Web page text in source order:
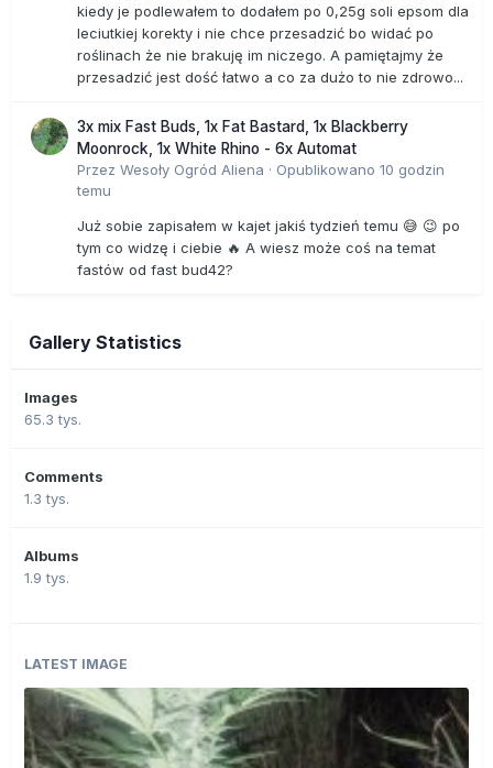
kiedy je podlewałem to dodałem po 0,25g soli epsom dla
leciutkiej korekty i nie chce przesadzić bo widać po
roślinach że nie brakuję im niczego. A pamiętajmy że
przesadzić jest dość łatwo a co za dużo to nie zdrowo...
3x mix Fast Buds, 1x Fat Bastard, 1x Blackberry
Moonrock, 1x White Rhino - 6x Automat
Przez Wesoły Ogród Aliena · Opublikowano 10 godzin
temu
Już sobie zapisałem w kajet jakiś tydzień temu 😅 😉 po
tym co widzę i ciebie 🔥 A wiesz może coś na temat
fastów od fast bud42?
Gallery Statistics
Images
65.3 tys.
Comments
1.3 tys.
Albums
1.9 tys.
LATEST IMAGE